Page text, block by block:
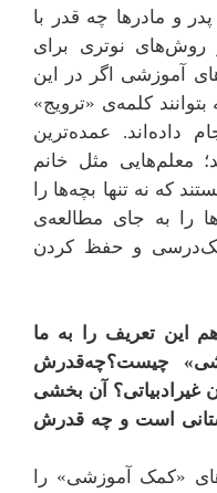
و مادرها چه قدر با
نوتری برای
آموزشی اگر در این
کلمه‌ی «ترویج»
داده‌اند. عمده‌ترین
معلم‌هایی مثل خانم
که نه تنها بچه‌ها را
را به جای مطالعه‌ی
و حفظ کردن
این تعریف‌ را به ما
چیست؟چه‌قدرش
غیرادبیاتی؟ آن بخشی
است و چه قدرش
«کمک آموزشی» را